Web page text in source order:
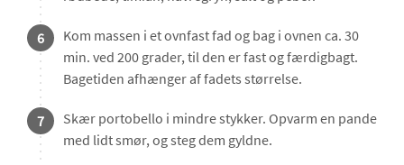
6
Kom massen i et ovnfast fad og bag i ovnen ca. 30
min. ved 200 grader, til den er fast og færdigbagt.
Bagetiden afhænger af fadets størrelse.
7
Skær portobello i mindre stykker. Opvarm en pande
med lidt smør, og steg dem gyldne.